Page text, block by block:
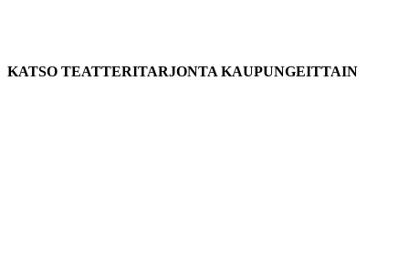
KATSO TEATTERITARJONTA KAUPUNGEITTAIN